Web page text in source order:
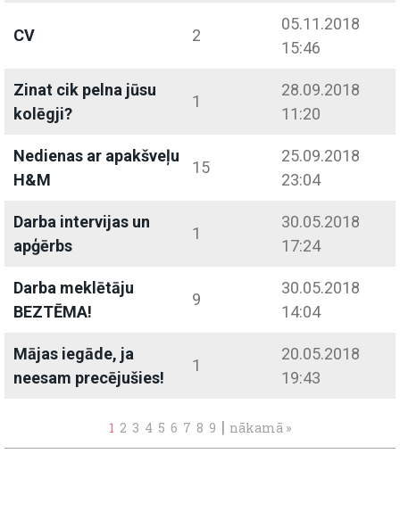
CV 2
05.11.2018
15:46
Zinat cik pelna jūsu
kolēgji?
1
28.09.2018
11:20
Nedienas ar apakšveļu
H&M
15
25.09.2018
23:04
Darba intervijas un
apģērbs
1
30.05.2018
17:24
Darba meklētāju
BEZTĒMA!
9
30.05.2018
14:04
Mājas iegāde, ja
neesam precējušies!
1
20.05.2018
19:43
1 2 3 4 5 6 7 8 9 | nākamā »